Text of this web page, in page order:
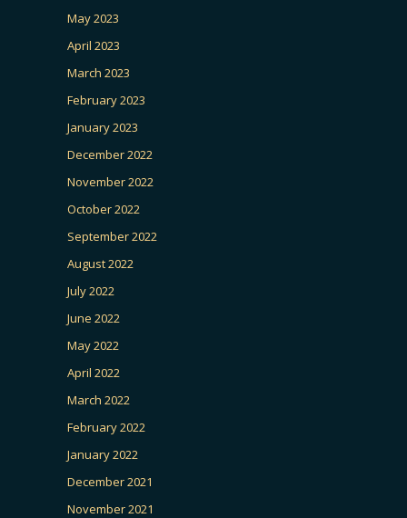
May 2023
April 2023
March 2023
February 2023
January 2023
December 2022
November 2022
October 2022
September 2022
August 2022
July 2022
June 2022
May 2022
April 2022
March 2022
February 2022
January 2022
December 2021
November 2021